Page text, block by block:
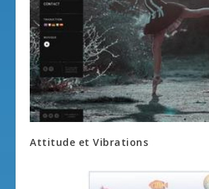
Attitude et Vibrations